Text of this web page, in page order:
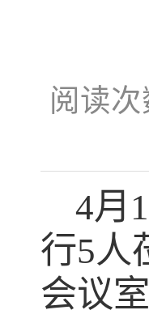
阅读次
4月
行5人
会议